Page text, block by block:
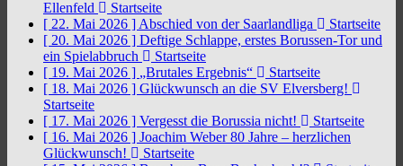
Ellenfeld
Startseite
[ 22. Mai 2026 ] Abschied von der Saarlandliga
Startseite
[ 20. Mai 2026 ] Deftige Schlappe, erstes Borussen-Tor und
ein Spielabbruch
Startseite
[ 19. Mai 2026 ] „Brutales Ergebnis“
Startseite
[ 18. Mai 2026 ] Glückwunsch an die SV Elversberg!
Startseite
[ 17. Mai 2026 ] Vergesst die Borussia nicht!
Startseite
[ 16. Mai 2026 ] Joachim Weber 80 Jahre – herzlichen
Glückwunsch!
Startseite